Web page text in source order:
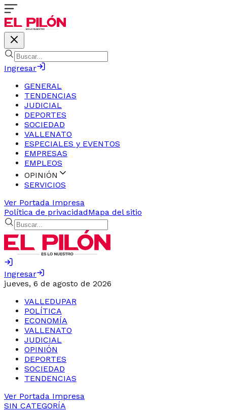
Ingresar
GENERAL
TENDENCIAS
JUDICIAL
DEPORTES
SOCIEDAD
VALLENATO
ESPECIALES y EVENTOS
EMPRESAS
EMPLEOS
OPINIÓN
SERVICIOS
Ver Portada Impresa
Política de privacidadMapa del sitio
Ingresar
jueves, 6 de agosto de 2026
VALLEDUPAR
POLÍTICA
ECONOMÍA
VALLENATO
JUDICIAL
OPINIÓN
DEPORTES
SOCIEDAD
TENDENCIAS
Ver Portada Impresa
SIN CATEGORÍA